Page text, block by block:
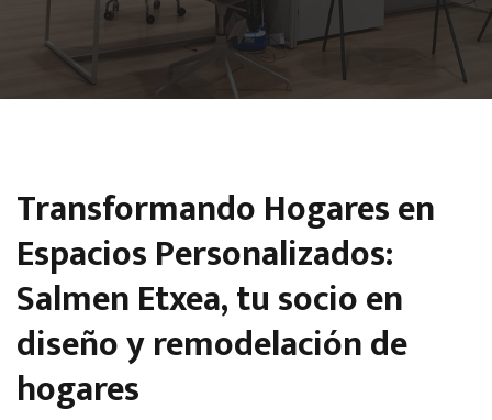
Transformando Hogares en
Espacios Personalizados:
Salmen Etxea, tu socio en
diseño y remodelación de
hogares